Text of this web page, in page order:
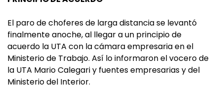
El paro de choferes de larga distancia se levantó
finalmente anoche, al llegar a un principio de
acuerdo la UTA con la cámara empresaria en el
Ministerio de Trabajo. Así lo informaron el vocero de
la UTA Mario Calegari y fuentes empresarias y del
Ministerio del Interior.